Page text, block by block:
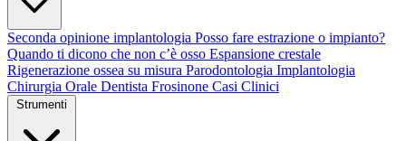
Seconda opinione implantologia Posso fare estrazione o impianto?
Quando ti dicono che non c’è osso Espansione crestale
Rigenerazione ossea su misura Parodontologia Implantologia
Chirurgia Orale Dentista Frosinone Casi Clinici